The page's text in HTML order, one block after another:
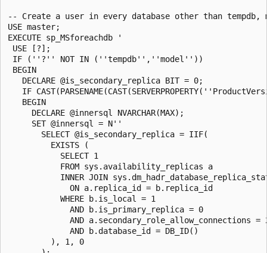
-- Create a user in every database other than tempdb,
USE master;
EXECUTE sp_MSforeachdb '
USE [?];
IF (''?'' NOT IN (''tempdb'',''model''))
BEGIN
   DECLARE @is_secondary_replica BIT = 0;
IF
   BEGIN
     DECLARE @innersql NVARCHAR(MAX);
     SET @innersql = N''
       SELECT @is_secondary_replica = IIF(
         EXISTS (
           SELECT 1
           FROM sys.availability_replicas a
INNER JOIN
             ON a.replica_id = b.replica_id
           WHERE b.is_local = 1
             AND b.is_primary_replica = 0
AND a.secondary_role_allow_connections =
             AND b.database_id = DB_ID()
         ), 1, 0